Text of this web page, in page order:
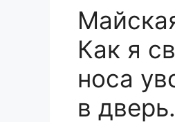
Как я
носа
в